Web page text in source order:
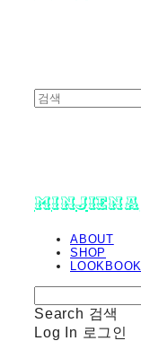
minjiena
ABOUT
SHOP
LOOKBOOK
Search 검색
Log In 로그인